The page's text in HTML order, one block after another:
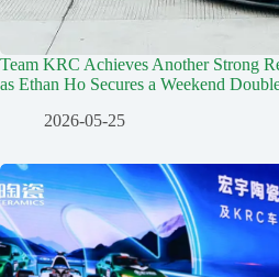
Team KRC Achieves Another Strong
as Ethan Ho Secures a Weekend
2026-05-25